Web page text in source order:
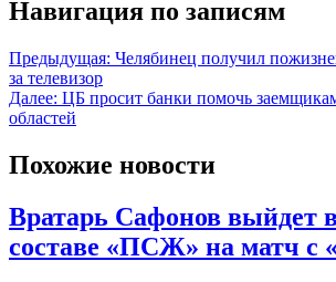
Навигация по записям
Предыдущая: Челябинец получил
за телевизор
Далее: ЦБ просит банки помочь
областей
Похожие новости
Вратарь Сафонов выйдет
составе «ПСЖ» на матч с